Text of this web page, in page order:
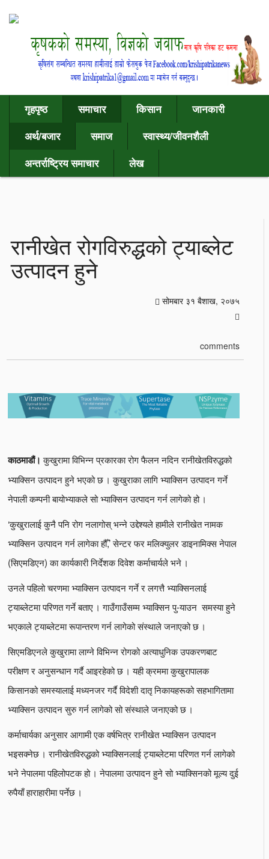
गृहपृष्ठ समाचार किसान
जानकारी
अर्थ/बजार
समाज
स्वास्थ्य/जीवनशैली
अन्तर्राष्ट्रिय समाचार
लेख
रानीखेत रोगविरुद्धको ट्याब्लेट
उत्पादन हुने
सोमबार ३१ बैशाख, २०७५
comments
काठमाडौं। कुखुरामा विभिन्न प्रकारका रोग फैलन नदिन रानीखेतविरुद्धको
भ्याक्सिन उत्पादन हुने भएको छ । कुखुराका लागि भ्याक्सिन उत्पादन गर्ने
नेपाली कम्पनी बायोभ्याकले सो भ्याक्सिन उत्पादन गर्न लागेको हो ।
‘कुखुरालाई कुनै पनि रोग नलागोस् भन्ने उद्देश्यले हामीले रानीखेत नामक
भ्याक्सिन उत्पादन गर्न लागेका हौँ,’ सेन्टर फर मलिक्युलर डाइनामिक्स नेपाल
(सिएमडिएन) का कार्यकारी निर्देशक दिवेश कर्माचार्यले भने ।
उनले पहिलो चरणमा भ्याक्सिन उत्पादन गर्ने र लगत्तै भ्याक्सिनलाई
ट्याब्लेटमा परिणत गर्ने बताए । गाउँगाउँसम्म भ्याक्सिन पु-याउन समस्या हुने
भएकाले ट्याब्लेटमा रूपान्तरण गर्न लागेको संस्थाले जनाएको छ ।
सिएमडिएनले कुखुरामा लाग्ने विभिन्न रोगको अत्याधुनिक उपकरणबाट
परीक्षण र अनुसन्धान गर्दै आइरहेको छ । यही क्रममा कुखुरापालक
किसानको समस्यालाई मध्यनजर गर्दै विदेशी दातृ निकायहरूको सहभागितामा
भ्याक्सिन उत्पादन सुरु गर्न लागेको सो संस्थाले जनाएको छ ।
कर्माचार्यका अनुसार आगामी एक वर्षभित्र रानीखेत भ्याक्सिन उत्पादन
भइसक्नेछ । रानीखेतविरुद्धको भ्याक्सिनलाई ट्याब्लेटमा परिणत गर्न लागेको
भने नेपालमा पहिलोपटक हो । नेपालमा उत्पादन हुने सो भ्याक्सिनको मूल्य दुई
रुपैयाँ हाराहारीमा पर्नेछ ।